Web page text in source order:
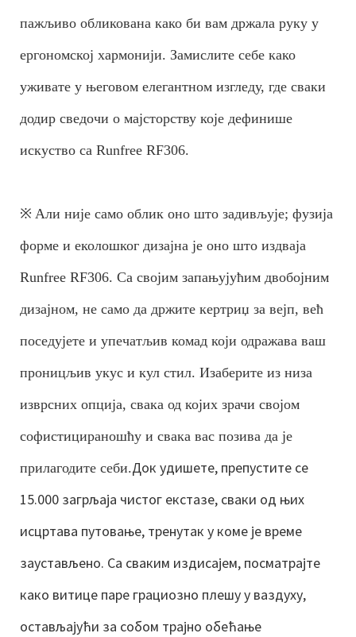
пажљиво обликована како би вам држала руку у
ергономској хармонији. Замислите себе како
уживате у његовом елегантном изгледу, где сваки
додир сведочи о мајсторству које дефинише
искуство са Runfree RF306.
※ Али није само облик оно што задивљује; фузија
форме и еколошког дизајна је оно што издваја
Runfree RF306. Са својим запањујућим двобојним
дизајном, не само да држите кертриџ за вејп, већ
поседујете и упечатљив комад који одражава ваш
проницљив укус и кул стил. Изаберите из низа
изврсних опција, свака од којих зрачи својом
софистицираношћу и свака вас позива да је
прилагодите себи.Док удишете, препустите се
15.000 загрљаја чистог екстазе, сваки од њих
исцртава путовање, тренутак у коме је време
заустављено. Са сваким издисајем, посматрајте
како витице паре грациозно плешу у ваздуху,
остављајући за собом трајно обећање